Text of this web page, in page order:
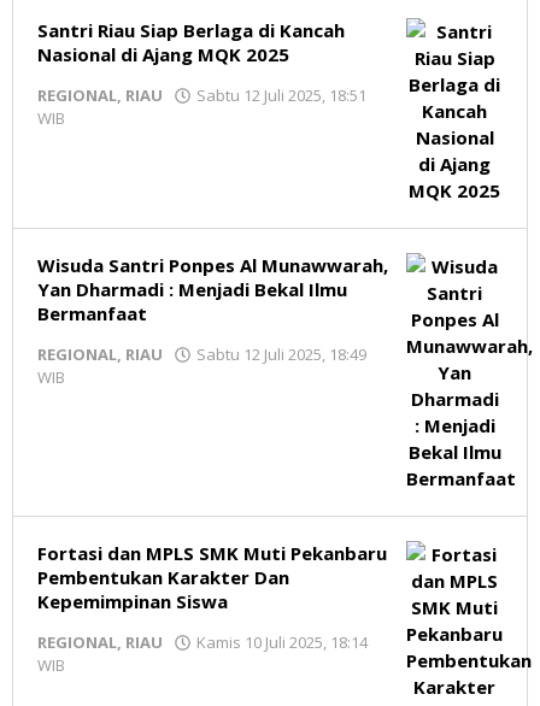
Santri Riau Siap Berlaga di Kancah
Nasional di Ajang MQK 2025
REGIONAL, RIAU
Sabtu 12 Juli 2025, 18:51
WIB
Wisuda Santri Ponpes Al Munawwarah,
Yan Dharmadi : Menjadi Bekal Ilmu
Bermanfaat
REGIONAL, RIAU
Sabtu 12 Juli 2025, 18:49
WIB
Fortasi dan MPLS SMK Muti Pekanbaru
Pembentukan Karakter Dan
Kepemimpinan Siswa
REGIONAL, RIAU
Kamis 10 Juli 2025, 18:14
WIB